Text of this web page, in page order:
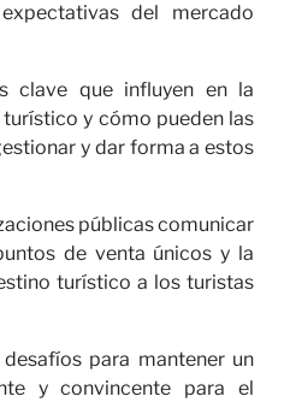
del mercado
clave que influyen en la
y cómo pueden las
y dar forma a estos
públicas comunicar
de venta únicos y la
turístico a los turistas
para mantener un
y convincente para el